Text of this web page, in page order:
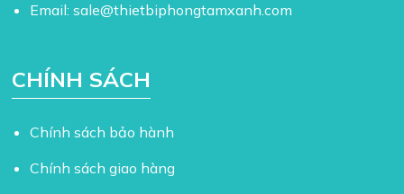
Email:sale@thietbiphongtamxanh.com
CHÍNH SÁCH
Chính sách bảo hành
Chính sách giao hàng